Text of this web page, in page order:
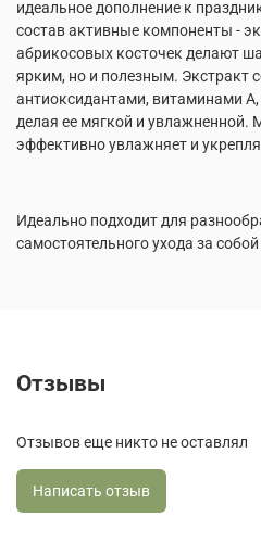
идеальное дополнение к
состав активные компоненты -
абрикосовых косточек делают
ярким, но и полезным. Экстракт
антиоксидантами, витаминами
делая ее мягкой и увлажненной.
эффективно увлажняет и
Идеально подходит для
самостоятельного ухода за
Отзывы
Отзывов еще никто не оставлял
Написать отзыв